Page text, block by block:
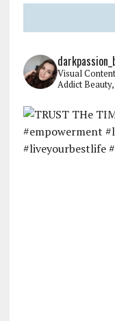
Visual
Addict